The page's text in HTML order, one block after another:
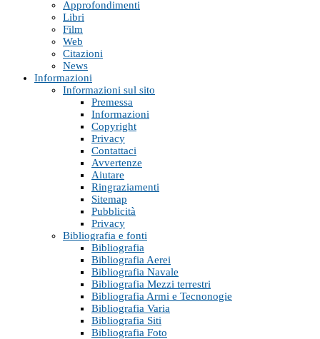
Approfondimenti
Libri
Film
Web
Citazioni
News
Informazioni
Informazioni sul sito
Premessa
Informazioni
Copyright
Privacy
Contattaci
Avvertenze
Aiutare
Ringraziamenti
Sitemap
Pubblicità
Privacy
Bibliografia e fonti
Bibliografia
Bibliografia Aerei
Bibliografia Navale
Bibliografia Mezzi terrestri
Bibliografia Armi e Tecnonogie
Bibliografia Varia
Bibliografia Siti
Bibliografia Foto